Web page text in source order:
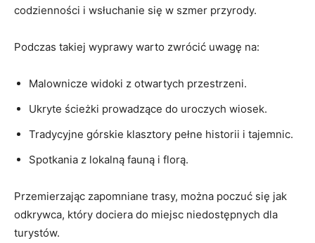
codzienności i wsłuchanie się w⁢ szmer przyrody.
Podczas takiej wyprawy warto zwrócić⁤ uwagę⁢ na:
Malownicze widoki z otwartych przestrzeni.
Ukryte ścieżki ‌prowadzące do uroczych wiosek.
Tradycyjne górskie klasztory pełne historii i tajemnic.
Spotkania z lokalną fauną i florą.
Przemierzając zapomniane trasy, można poczuć się jak
odkrywca,⁢ który ‌dociera do ⁣miejsc niedostępnych dla
turystów.